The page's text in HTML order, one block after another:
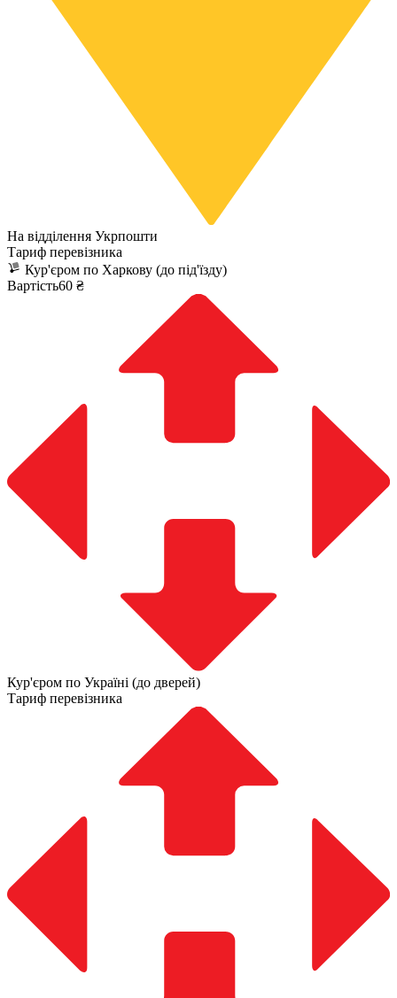
На відділення Укрпошти
Тариф перевізника
Кур'єром по Харкову (до під'їзду)
Вартість60 ₴
Кур'єром по Україні (до дверей)
Тариф перевізника